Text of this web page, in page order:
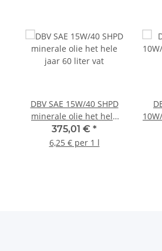
DBV SAE 15W/40 SHPD
minerale olie het hele
jaar 60 liter vat
375,01 € *
6,25 € per 1 l